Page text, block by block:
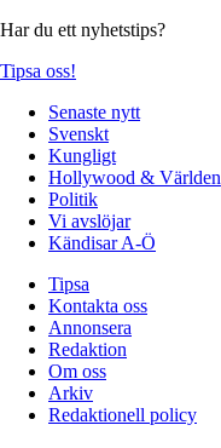
Har du ett nyhetstips?
Tipsa oss!
Senaste nytt
Svenskt
Kungligt
Hollywood & Världen
Politik
Vi avslöjar
Kändisar A-Ö
Tipsa
Kontakta oss
Annonsera
Redaktion
Om oss
Arkiv
Redaktionell policy